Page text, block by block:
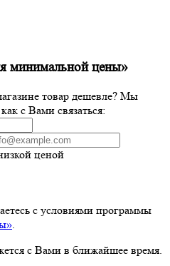
цены»
товар дешевле? Мы
с Вами связаться:
ценой
с условиями программы
с Вами в ближайшее время.